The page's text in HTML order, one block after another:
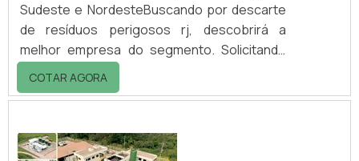
Sudeste e NordesteBuscando por descarte
de resíduos perigosos rj, descobrirá a
melhor empresa do segmento. Solicitando
mais informações na vitrine que se chama
Soluções Industriais e conhecendo a melhor
mercado.DETALHES sOBRE DESCARTE DE
RESÍDUOS PERIGOSOS RJQuem precisa de
COTAR AGORA